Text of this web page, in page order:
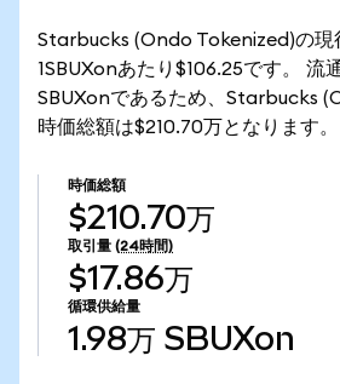
Starbucks (Ondo Tokenized)の現
1SBUXonあたり$106.25です。 流
SBUXonであるため、Starbucks
時価総額は$210.70万となります。
時価総額
$210.70万
取引量 (24時間)
$17.86万
循環供給量
1.98万 SBUXon